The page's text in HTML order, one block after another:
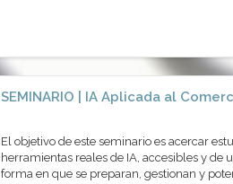
SEMINARIO | IA Aplicada al
El objetivo de este seminario es acercar
herramientas reales de IA, accesibles y de
forma en que se preparan, gestionan y